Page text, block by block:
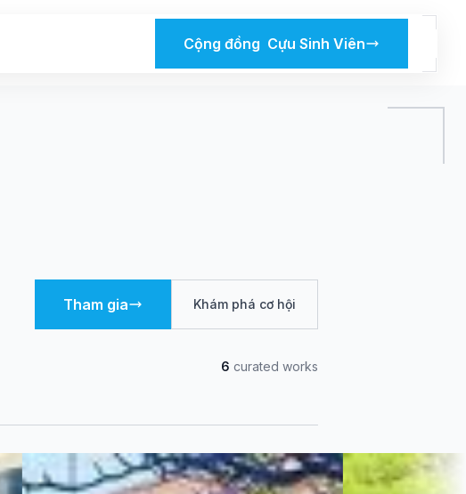
Cộng đồng Cựu Sinh Viên
Tham gia Khám phá cơ hội
6 curated works